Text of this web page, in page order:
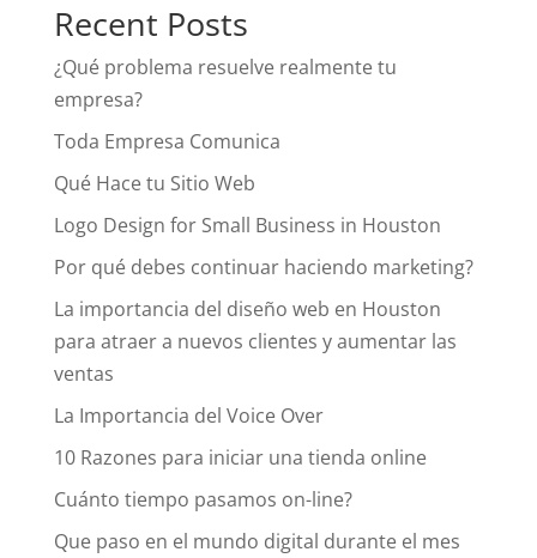
Recent Posts
¿Qué problema resuelve realmente tu
empresa?
Toda Empresa Comunica
Qué Hace tu Sitio Web
Logo Design for Small Business in Houston
Por qué debes continuar haciendo marketing?
La importancia del diseño web en Houston
para atraer a nuevos clientes y aumentar las
ventas
La Importancia del Voice Over
10 Razones para iniciar una tienda online
Cuánto tiempo pasamos on-line?
Que paso en el mundo digital durante el mes